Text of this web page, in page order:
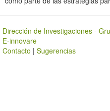
Dirección de Investigaciones -
E-innovare
Contacto | Sugerencias